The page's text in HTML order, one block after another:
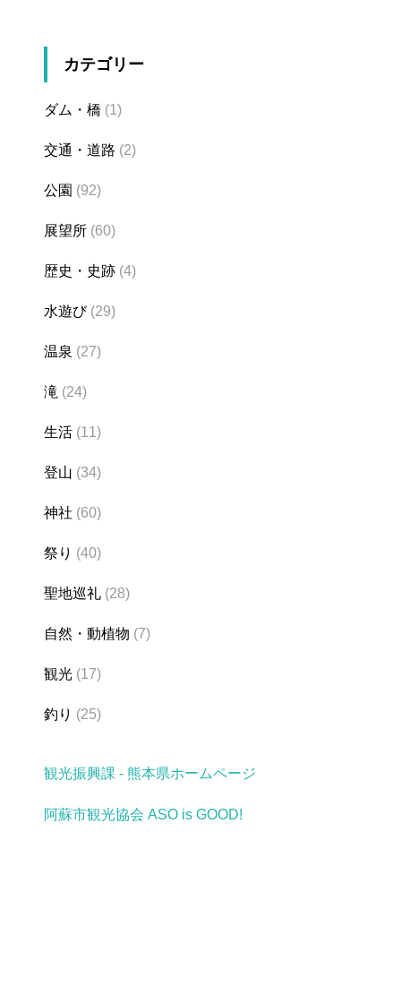
カテゴリー
ダム・橋 (1)
交通・道路 (2)
公園 (92)
展望所 (60)
歴史・史跡 (4)
水遊び(29)
温泉 (27)
滝 (24)
生活 (11)
登山 (34)
神社 (60)
祭り (40)
聖地巡礼 (28)
自然・動植物 (7)
観光 (17)
釣り (25)
観光振興課 - 熊本県ホームページ
阿蘇市観光協会 ASO is GOOD!